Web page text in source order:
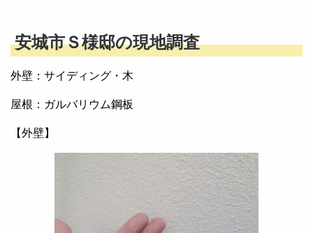
安城市Ｓ様邸の現地調査
外壁：サイディング・木
屋根：ガルバリウム鋼板
【外壁】